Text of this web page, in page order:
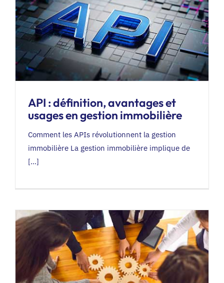
API : définition, avantages et
usages en gestion immobilière
Comment les APIs révolutionnent la gestion
immobilière La gestion immobilière implique de
[...]